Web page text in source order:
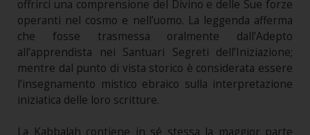
offrirci una comprensione del Divino e delle Sue forze
operanti nel cosmo e nell’uomo. La leggenda afferma
che fosse trasmessa oralmente dall’Adepto
all’apprendista nei Santuari Segreti dell’Iniziazione;
mentre dal punto di vista storico è considerata essere
l’insegnamento mistico ebraico sulla interpretazione
iniziatica delle loro scritture.
La Kabbalah contiene in sé stessa la maggior parte